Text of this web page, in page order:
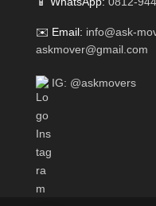
✉️ Email: info@ask-
askmover@gmail.com
IG: @askmovers